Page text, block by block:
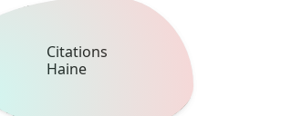
Citations
Haine